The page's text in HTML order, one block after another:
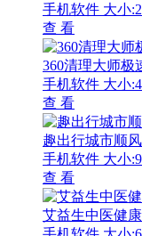
手机软件 大小
查 看
360清理大师极
手机软件 大小
查 看
趣出行城市顺
手机软件 大小
查 看
艾益生中医健